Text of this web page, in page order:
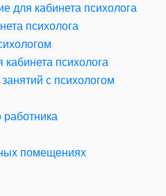
для кабинета психолога
психолога
психолога
с психологом
работника
помещениях